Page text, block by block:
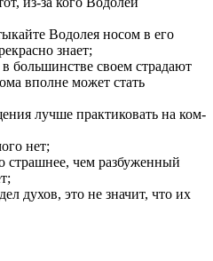
Водолея носом в его
знает;
большинстве своем страдают
вполне может стать
лучше практиковать на ком-
нет;
чем разбуженный
духов, это не значит, что их